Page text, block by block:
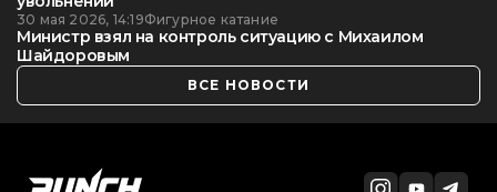
30 мая 2026, 14:19Фигурное катание
Министр взял на контроль ситуацию с Михаилом
Шайдоровым
ВСЕ НОВОСТИ